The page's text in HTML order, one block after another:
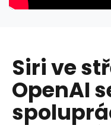
Siri ve
OpenAI